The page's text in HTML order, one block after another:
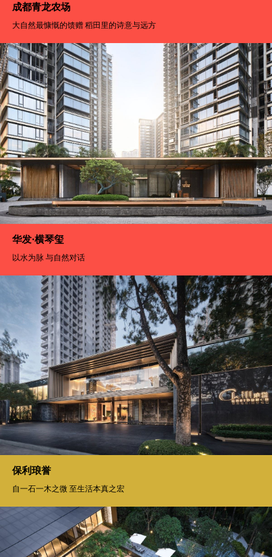
成都青龙农场
大自然最慷慨的馈赠 稻田里的诗意与远方
华发·横琴玺
以水为脉 与自然对话
保利琅誉
自一石一木之微 至生活本真之宏